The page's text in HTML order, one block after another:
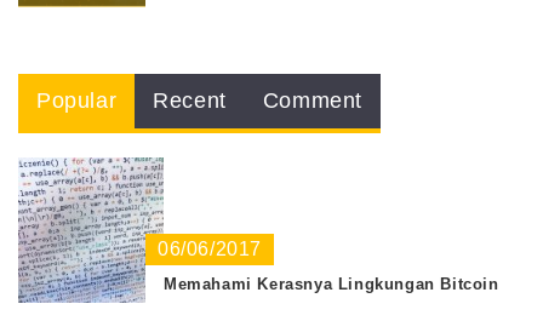
Popular Recent Comment
06/06/2017
Memahami Kerasnya Lingkungan Bitcoin